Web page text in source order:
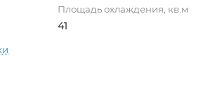
Площадь охлаждения, кв.м
41